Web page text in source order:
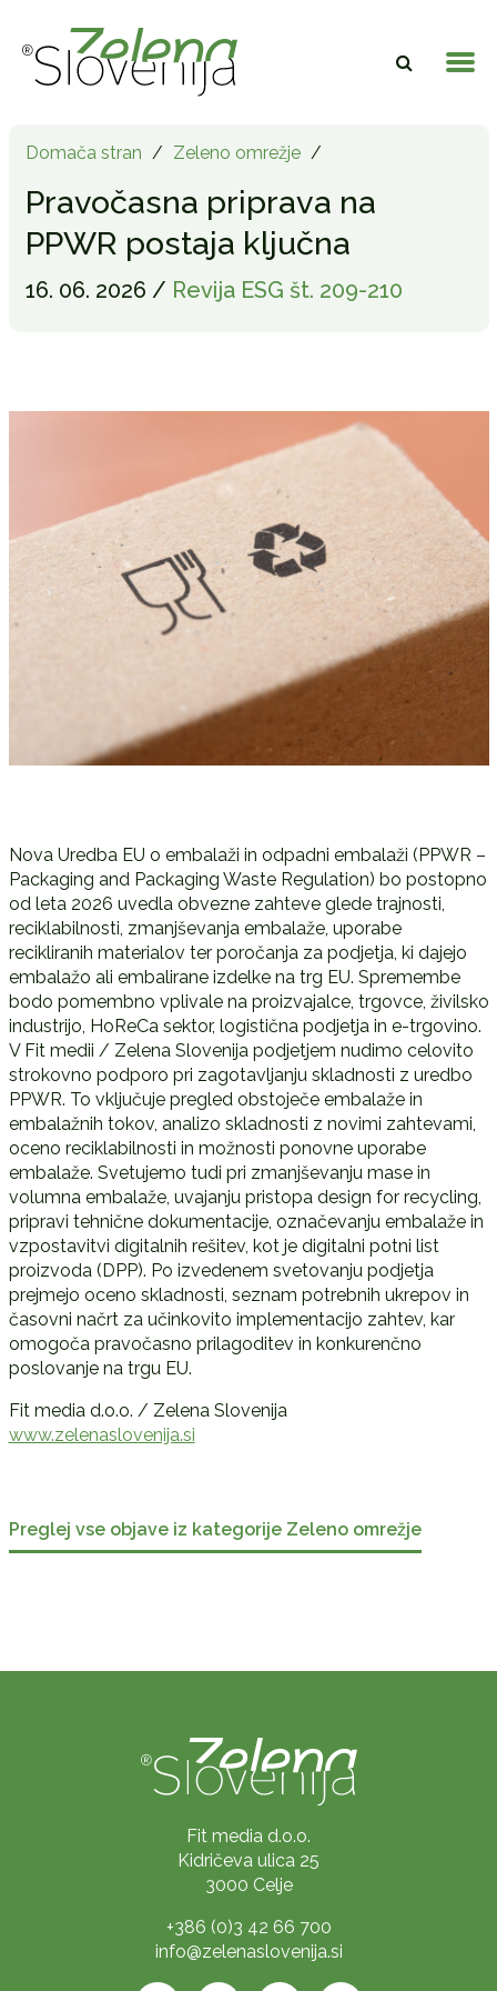
Domača stran / Zeleno omrežje /
Pravočasna priprava na
PPWR postaja ključna
16. 06. 2026 / Revija ESG št. 209-210
Nova Uredba EU o embalaži in odpadni embalaži (PPWR –
Packaging and Packaging Waste Regulation) bo postopno
od leta 2026 uvedla obvezne zahteve glede trajnosti,
reciklabilnosti, zmanjševanja embalaže, uporabe
recikliranih materialov ter poročanja za podjetja, ki dajejo
embalažo ali embalirane izdelke na trg EU. Spremembe
bodo pomembno vplivale na proizvajalce, trgovce, živilsko
industrijo, HoReCa sektor, logistična podjetja in e-trgovino.
V Fit medii / Zelena Slovenija podjetjem nudimo celovito
strokovno podporo pri zagotavljanju skladnosti z uredbo
PPWR. To vključuje pregled obstoječe embalaže in
embalažnih tokov, analizo skladnosti z novimi zahtevami,
oceno reciklabilnosti in možnosti ponovne uporabe
embalaže. Svetujemo tudi pri zmanjševanju mase in
volumna embalaže, uvajanju pristopa design for recycling,
pripravi tehnične dokumentacije, označevanju embalaže in
vzpostavitvi digitalnih rešitev, kot je digitalni potni list
proizvoda (DPP). Po izvedenem svetovanju podjetja
prejmejo oceno skladnosti, seznam potrebnih ukrepov in
časovni načrt za učinkovito implementacijo zahtev, kar
omogoča pravočasno prilagoditev in konkurenčno
poslovanje na trgu EU.
Fit media d.o.o. / Zelena Slovenija
www.zelenaslovenija.si
Preglej vse objave iz kategorije Zeleno omrežje
Fit media d.o.o.
Kidričeva ulica 25
3000 Celje
+386 (0)3 42 66 700
info@zelenaslovenija.si